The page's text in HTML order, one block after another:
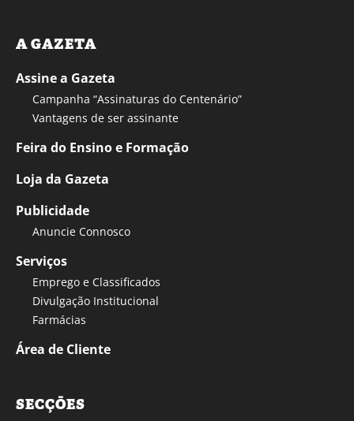
A GAZETA
Assine a Gazeta
Campanha “Assinaturas do Centenário”
Vantagens de ser assinante
Feira do Ensino e Formação
Loja da Gazeta
Publicidade
Anuncie Connosco
Serviços
Emprego e Classificados
Divulgação Institucional
Farmácias
Área de Cliente
SECÇÕES